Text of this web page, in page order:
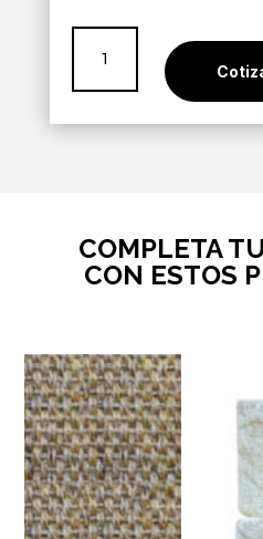
Guardapolvo
Natural
COMPLETA
CON ESTOS